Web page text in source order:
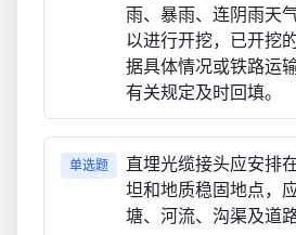
雨、暴雨、连阴雨天
以进行开挖，已开挖
据具体情况或铁路运
有关规定及时回填。
单选题
直埋光缆接头应安排
坦和地质稳固地点，
塘、河流、沟渠及道路